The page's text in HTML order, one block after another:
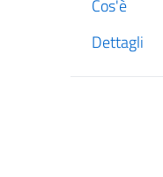
Cos'è
Dettagli